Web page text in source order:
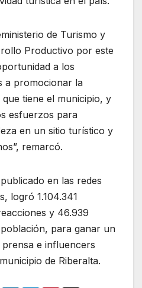
de Turismo y
Productivo por este
a los
a promocionar la
tiene el municipio, y
esfuerzos para
en un sitio turístico y
remarcó.
en las redes
logró 1.104.341
y 46.939
para ganar un
e influencers
de Riberalta.